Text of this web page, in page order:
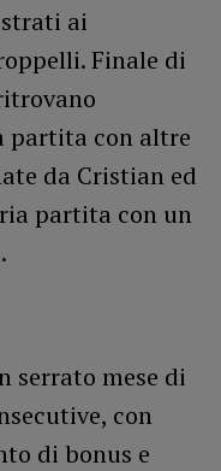
ai
Finale di
partita con altre
da Cristian ed
partita con un
serrato mese di
con
di bonus e